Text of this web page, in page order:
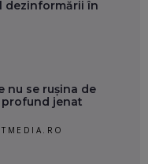
dezinformării în
nu se rușina de
jenat